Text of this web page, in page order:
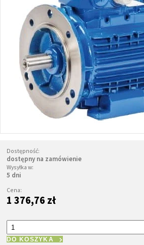
Dostępność:
dostępny na zamówienie
Wysyłka w:
5 dni
Cena:
1 376,76 zł
DO KOSZYKA